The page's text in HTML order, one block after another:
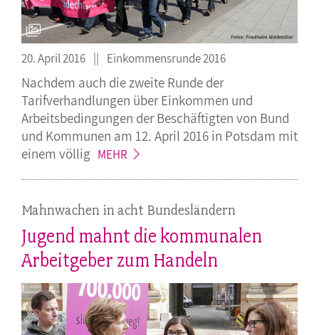
20. April 2016 Einkommensrunde 2016
Nachdem auch die zweite Runde der
Tarifverhandlungen über Einkommen und
Arbeitsbedingungen der Beschäftigten von Bund
und Kommunen am 12. April 2016 in Potsdam mit
einem völlig MEHR
Mahnwachen in acht Bundesländern
Jugend mahnt die kommunalen
Arbeitgeber zum Handeln